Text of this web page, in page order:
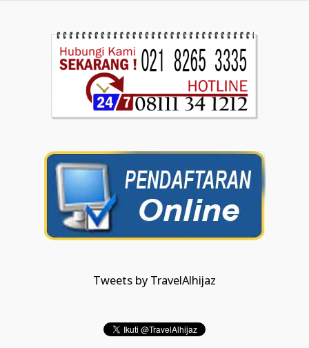
Tweets by TravelAlhijaz